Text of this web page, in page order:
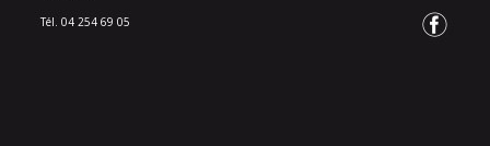
Tél. 04 254 69 05